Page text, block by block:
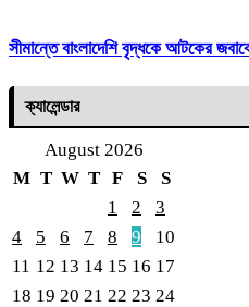
সীমান্তে বাংলাদেশি বৃদ্ধকে আটকের
ক্যালেন্ডার
August 2026
M T W T F S
S
1
2
3
4
5 6 7 8 9
10
11 12 13 14 15 16 17
18 19 20 21 22 23 24